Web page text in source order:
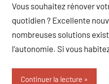
Vous souhaitez rénover
quotidien ? Excellente
nombreuses solutions
l’autonomie. Si vous
Continuer la lecture